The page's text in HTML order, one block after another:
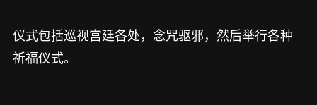
仪式包括巡视宫廷各处，念咒驱邪，然后举行各种
祈福仪式。